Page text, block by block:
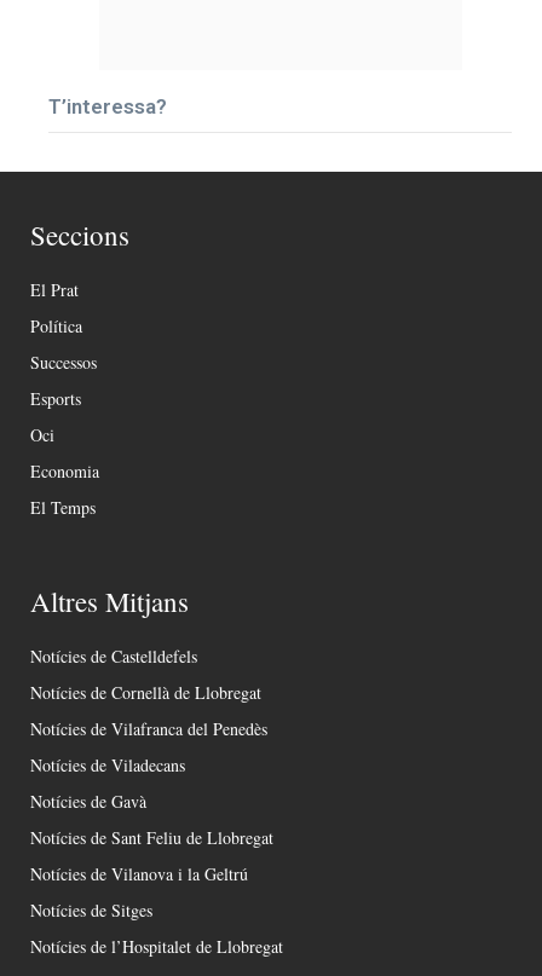
T’interessa?
Seccions
El Prat
Política
Successos
Esports
Oci
Economia
El Temps
Altres Mitjans
Notícies de Castelldefels
Notícies de Cornellà de Llobregat
Notícies de Vilafranca del Penedès
Notícies de Viladecans
Notícies de Gavà
Notícies de Sant Feliu de Llobregat
Notícies de Vilanova i la Geltrú
Notícies de Sitges
Notícies de l’Hospitalet de Llobregat